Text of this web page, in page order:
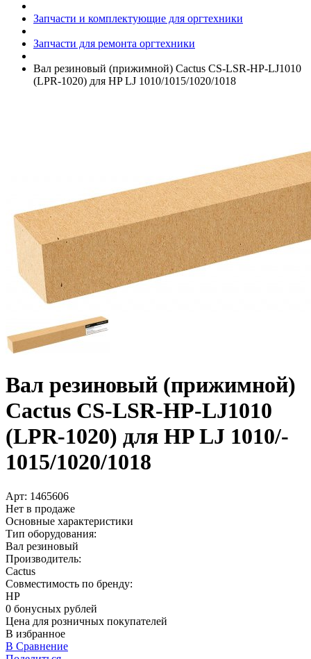
Запчасти и комплектующие для оргтехники
Запчасти для ремонта оргтехники
Вал резиновый (прижимной) Cactus CS-LSR-HP-LJ1010
(LPR-1020) для HP LJ 1010/­1015/­1020/­1018
Вал резиновый (прижимной)
Cactus CS-LSR-HP-LJ1010
(LPR-1020) для HP LJ 1010/­
1015/­1020/­1018
Арт: 1465606
Нет в продаже
Основные характеристики
Тип оборудования:
Вал резиновый
Производитель:
Cactus
Совместимость по бренду:
HP
0 бонусных рублей
Цена для розничных покупателей
В избранное
В Сравнение